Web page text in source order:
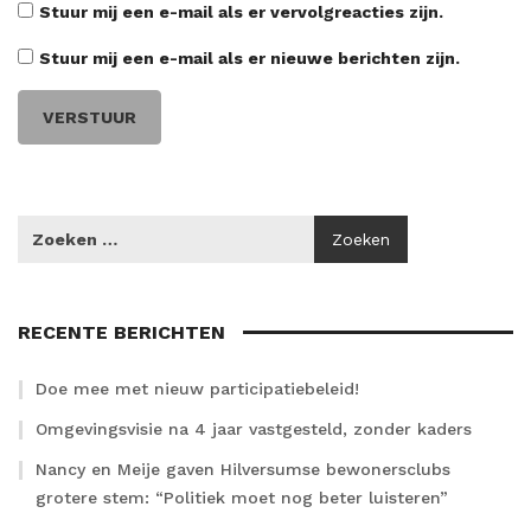
Stuur mij een e-mail als er vervolgreacties zijn.
Stuur mij een e-mail als er nieuwe berichten zijn.
RECENTE BERICHTEN
Doe mee met nieuw participatiebeleid!
Omgevingsvisie na 4 jaar vastgesteld, zonder kaders
Nancy en Meije gaven Hilversumse bewonersclubs
grotere stem: “Politiek moet nog beter luisteren”